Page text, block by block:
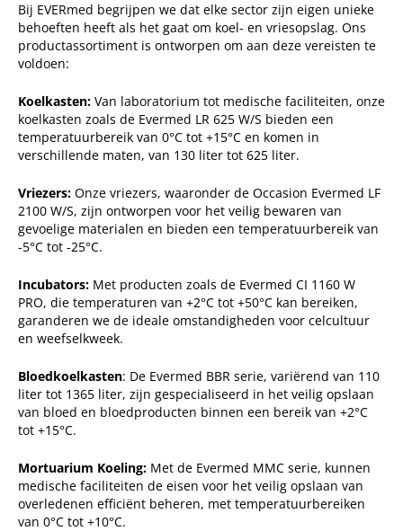
Bij EVERmed begrijpen we dat elke sector zijn eigen unieke
behoeften heeft als het gaat om koel- en vriesopslag. Ons
productassortiment is ontworpen om aan deze vereisten te
voldoen:
Koelkasten: Van laboratorium tot medische faciliteiten, onze
koelkasten zoals de Evermed LR 625 W/S bieden een
temperatuurbereik van 0°C tot +15°C en komen in
verschillende maten, van 130 liter tot 625 liter.
Vriezers: Onze vriezers, waaronder de Occasion Evermed LF
2100 W/S, zijn ontworpen voor het veilig bewaren van
gevoelige materialen en bieden een temperatuurbereik van
-5°C tot -25°C.
Incubators: Met producten zoals de Evermed CI 1160 W
PRO, die temperaturen van +2°C tot +50°C kan bereiken,
garanderen we de ideale omstandigheden voor celcultuur
en weefselkweek.
Bloedkoelkasten: De Evermed BBR serie, variërend van 110
liter tot 1365 liter, zijn gespecialiseerd in het veilig opslaan
van bloed en bloedproducten binnen een bereik van +2°C
tot +15°C.
Mortuarium Koeling: Met de Evermed MMC serie, kunnen
medische faciliteiten de eisen voor het veilig opslaan van
overledenen efficiënt beheren, met temperatuurbereiken
van 0°C tot +10°C.